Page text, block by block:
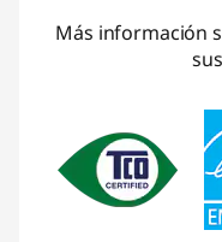
Más información